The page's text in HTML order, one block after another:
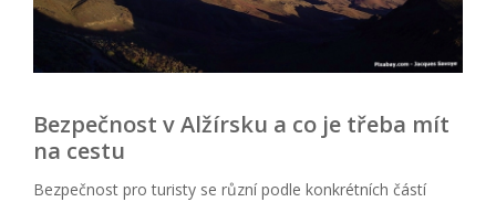
Bezpečnost v Alžírsku a co je třeba mít
na cestu
Bezpečnost pro turisty se různí podle konkrétních částí